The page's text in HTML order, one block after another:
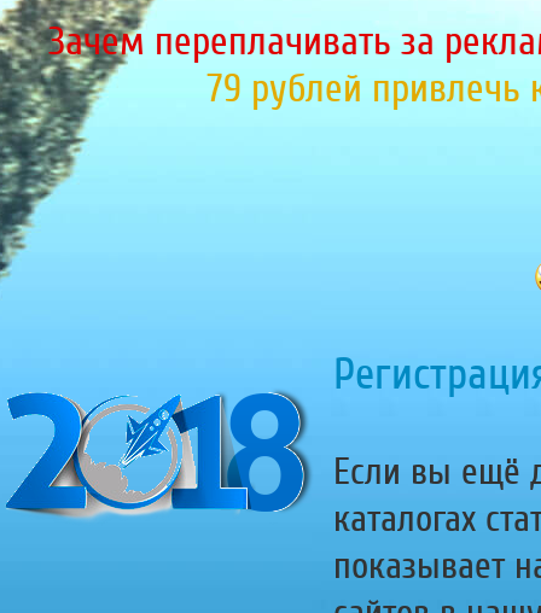
Зачем переплачивать за
79 рублей
Если вы ещё
каталогах
показывает